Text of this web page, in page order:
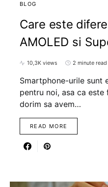
BLOG
Care este
AMOLED si
10,3K views 2 minute read
Smartphone-urile sunt
pentru noi, asa ca
dorim sa avem…
READ MORE